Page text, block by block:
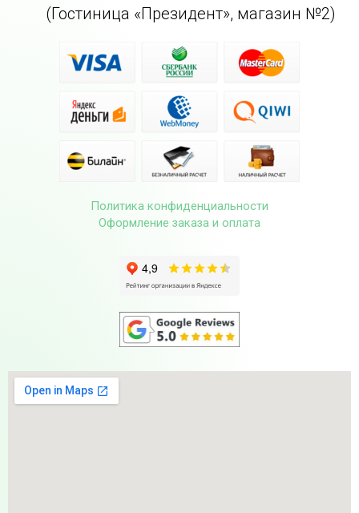
(Гостиница «Президент», магазин №2)
Политика конфиденциальности
Оформление заказа и оплата